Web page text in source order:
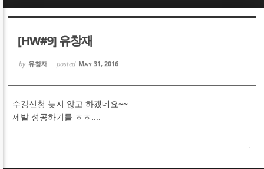
[HW#9] 유창재
by 유창재 posted May 31, 2016
수강신청 늦지 않고 하겠네요~~
제발 성공하기를 ㅎㅎ....
Sketchbook5, 스케치북5
Sketchbook5, 스케치북5
Sketchbook5, 스케치북5
Sketchbook5, 스케치북5